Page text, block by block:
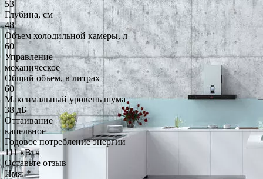
53
Глубина, см
48
Объем холодильной камеры, л
60
Управление
механическое
Общий объем, в литрах
60
Максимальный уровень шума
38 дБ
Оттаивание
капельное
Годовое потребление энергии
111 кВтч
Оставьте отзыв
Имя:*